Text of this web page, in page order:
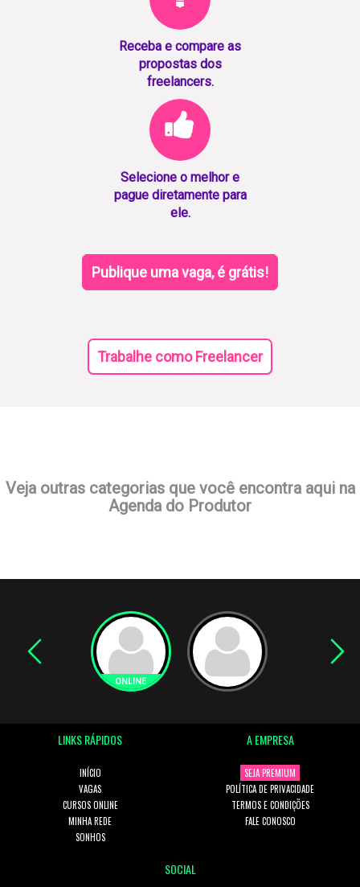
Receba e compare as
propostas dos
freelancers.
Selecione o melhor e
pague diretamente para
ele.
Publique uma vaga, é grátis!
Trabalhe como Freelancer
Veja outras categorias que você encontra aqui na
Agenda do Produtor
LINKS RÁPIDOS
INÍCIO
VAGAS
CURSOS ONLINE
MINHA REDE
SONHOS
A EMPRESA
SEJA PREMIUM
POLÍTICA DE PRIVACIDADE
TERMOS E CONDIÇÕES
FALE CONOSCO
SOCIAL